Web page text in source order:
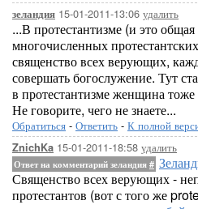
зеландия 15-01-2011-13:06 удалить
...В протестантизме (и это общая
многочисленных
священство всех верующих,
совершать богослужение. Тут
в протестантизме женщина
Не говорите, чего не знаете...
Обратиться - Ответить - К полной
ZnichKa 15-01-2011-18:58 удалить
Ответ на комментарий зеландия #
Священство всех верующих -
протестантов (вот с того же